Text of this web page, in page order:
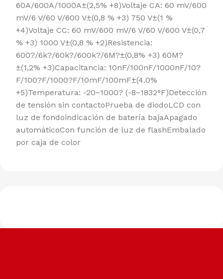
60A/600A/1000A±(2,5% +8)Voltaje CA: 60 mV/600
mV/6 V/60 V/600 V±(0,8 % +3) 750 V±(1 %
+4)Voltaje CC: 60 mV/600 mV/6 V/60 V/600 V±(0,7
% +3) 1000 V±(0,8 % +2)Resistencia:
600?/6k?/60k?/600k?/6M?±(0,8% +3) 60M?
±(1,2% +3)Capacitancia: 10nF/100nF/1000nF/10?
F/100?F/1000?F/10mF/100mF±(4.0%
+5)Temperatura: -20~1000? (-8~1832°F)Detección
de tensión sin contactoPrueba de diodoLCD con
luz de fondoindicación de batería bajaApagado
automáticoCon función de luz de flashEmbalado
por caja de color